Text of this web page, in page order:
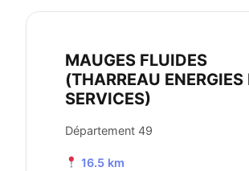
MAUGES FLUIDES
(THARREAU ENERGIES
SERVICES)
Département 49
16.5 km